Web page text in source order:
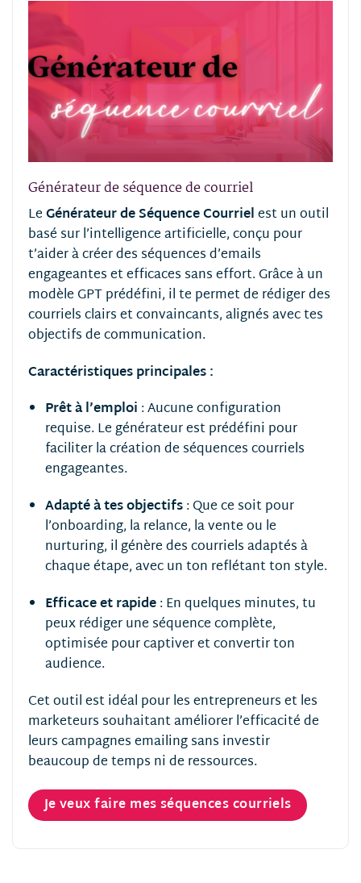
Générateur de séquence de courriel
LeGénérateur de Séquence Courrielest un outil
basé sur l’intelligence artificielle, conçu pour
t’aider à créer des séquences d’emails
engageantes et efficaces sans effort. Grâce à un
modèle GPT prédéfini, il te permet de rédiger des
courriels clairs et convaincants, alignés avec tes
objectifs de communication.
Caractéristiques principales :
Prêt à l’emploi :Aucune configuration
requise. Le générateur est prédéfini pour
faciliter la création de séquences courriels
engageantes.
Adapté à tes objectifs: Que ce soit pour
l’onboarding, la relance, la vente ou le
nurturing, il génère des courriels adaptés à
chaque étape, avec un ton reflétant ton style.
Efficace et rapide: En quelques minutes, tu
peux rédiger une séquence complète,
optimisée pour captiver et convertir ton
audience.
Cet outil est idéal pour les entrepreneurs et les
marketeurs souhaitant améliorer l’efficacité de
leurs campagnes emailing sans investir
beaucoup de temps ni de ressources.
Je veux faire mes séquences courriels